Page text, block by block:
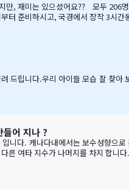
, 재미는 있으셨어요?? 모두 206
준비하시고, 국경에서 장작 3시
머님들의 여유스러운 모습에 저
드립니다.우리 아이들 모습 잘 찾
어 지나 ?
입니다. 하여간일반적으로 학교 랭킹 하면 학교의 성적 그
rate)시험 낙제율